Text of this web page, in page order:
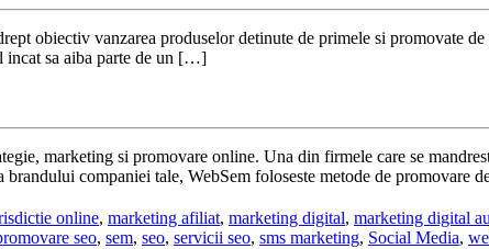
obiectiv vanzarea produselor detinute de primele si promovate
incat sa aiba parte de un […]
marketing si promovare online. Una din firmele care se
companiei tale, WebSem foloseste metode de promovare
online, marketing afiliat, marketing digital, marketing digital
seo, sem, seo, servicii seo, sms marketing, Social Media,